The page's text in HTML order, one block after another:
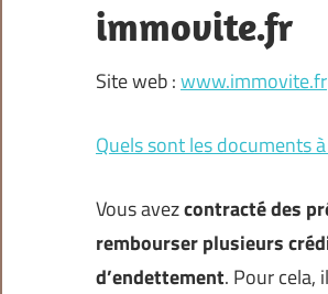
immovite.fr
Site web :www.immovite.fr
Quels sont les documents
Vous avezcontracté des
rembourser plusieurs
d’endettement. Pour cela,